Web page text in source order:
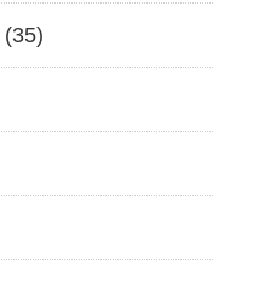
(35)